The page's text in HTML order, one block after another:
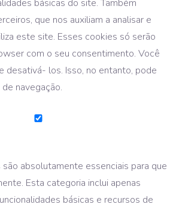
básicas do site. Também
que nos auxiliam a analisar e
este site. Esses cookies só serão
com o seu consentimento. Você
desativá- los. Isso, no entanto, pode
navegação.
absolutamente essenciais para que
Esta categoria inclui apenas
básicas e recursos de